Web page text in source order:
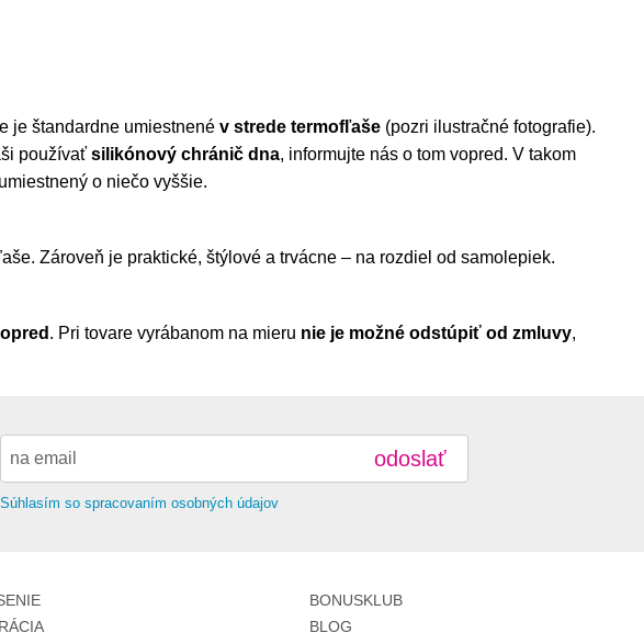
je štandardne umiestnené v strede termofľaše (pozri ilustračné fotografie).
používať silikónový chránič dna, informujte nás o tom vopred. V takom
o niečo vyššie.
Zároveň je praktické, štýlové a trvácne – na rozdiel od samolepiek.
. Pri tovare vyrábanom na mieru nie je možné odstúpiť od zmluvy,
odoslať
Súhlasím so spracovaním osobných údajov
BONUSKLUB
BLOG